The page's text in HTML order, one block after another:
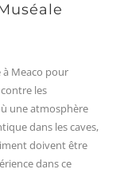
Meaco pour
les
une atmosphère
dans les caves,
doivent être
dans ce